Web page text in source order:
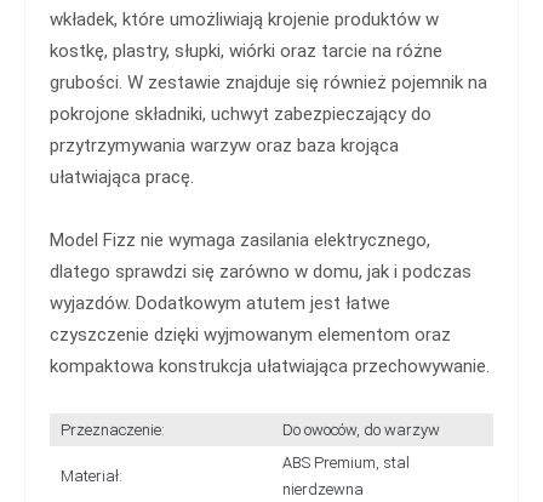
wkładek, które umożliwiają krojenie produktów w
kostkę, plastry, słupki, wiórki oraz tarcie na różne
grubości. W zestawie znajduje się również pojemnik na
pokrojone składniki, uchwyt zabezpieczający do
przytrzymywania warzyw oraz baza krojąca
ułatwiająca pracę.
Model Fizz nie wymaga zasilania elektrycznego,
dlatego sprawdzi się zarówno w domu, jak i podczas
wyjazdów. Dodatkowym atutem jest łatwe
czyszczenie dzięki wyjmowanym elementom oraz
kompaktowa konstrukcja ułatwiająca przechowywanie.
Przeznaczenie: Do owoców, do warzyw
Materiał:
ABS Premium, stal
nierdzewna